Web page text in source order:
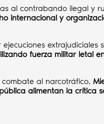
al contrabando ilegal y
internacional y
fuerza militar letal
al narcotráfico.
alimentan la